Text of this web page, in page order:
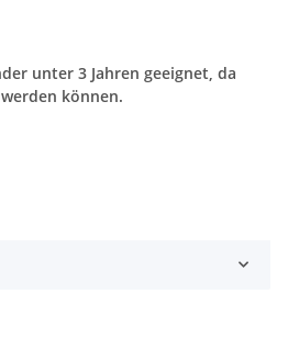
unter 3 Jahren geeignet, da
können.